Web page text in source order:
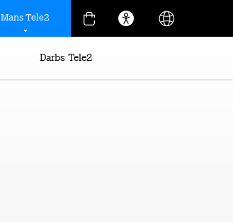
Mans Tele2
Darbs Tele2